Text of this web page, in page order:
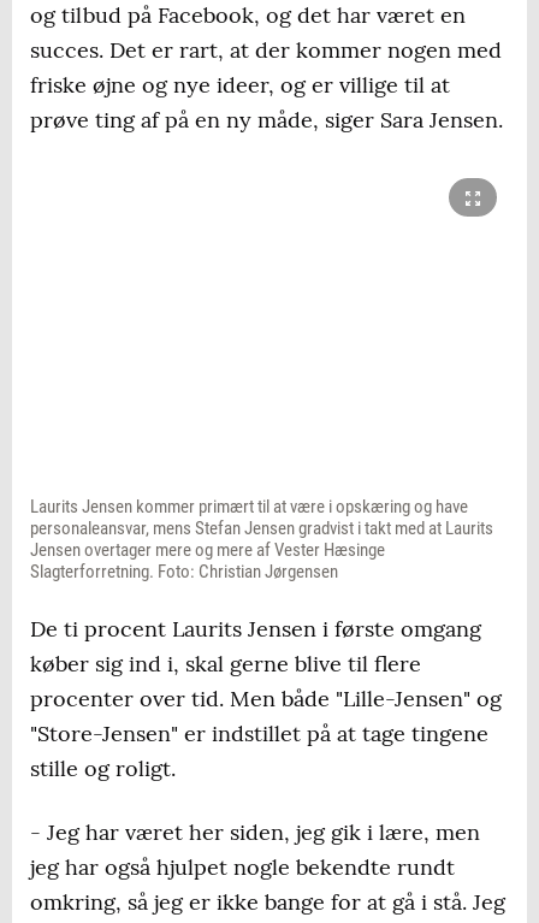
og tilbud på Facebook, og det har været en
succes. Det er rart, at der kommer nogen med
friske øjne og nye ideer, og er villige til at
prøve ting af på en ny måde, siger Sara Jensen.
Laurits Jensen kommer primært til at være i opskæring og have
personaleansvar, mens Stefan Jensen gradvist i takt med at Laurits
Jensen overtager mere og mere af Vester Hæsinge
Slagterforretning. Foto: Christian Jørgensen
De ti procent Laurits Jensen i første omgang
køber sig ind i, skal gerne blive til flere
procenter over tid. Men både "Lille-Jensen" og
"Store-Jensen" er indstillet på at tage tingene
stille og roligt.
- Jeg har været her siden, jeg gik i lære, men
jeg har også hjulpet nogle bekendte rundt
omkring, så jeg er ikke bange for at gå i stå. Jeg